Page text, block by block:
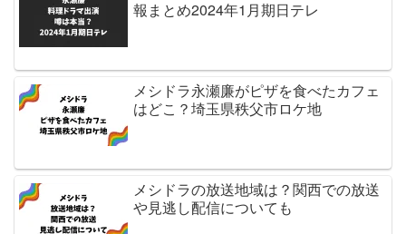
報まとめ2024年1月期日テレ
メシドラ永瀬廉がピザを食べたカフェ
はどこ？埼玉県秩父市ロケ地
メシドラの放送地域は？関西での放送
や見逃し配信についても